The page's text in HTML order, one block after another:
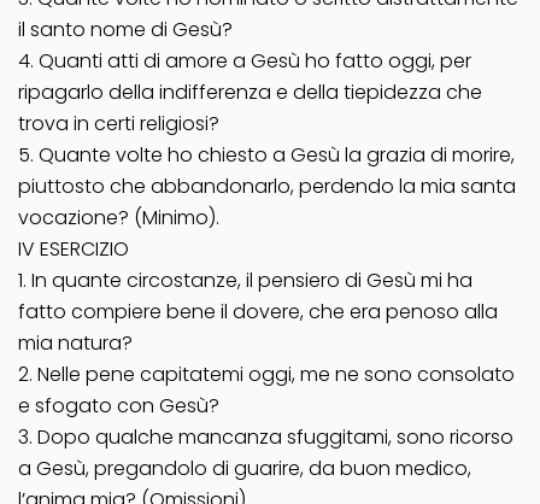
il santo nome di Gesù?
4. Quanti atti di amore a Gesù ho fatto oggi, per
ripagarlo della indifferenza e della tiepidezza che
trova in certi religiosi?
5. Quante volte ho chiesto a Gesù la grazia di morire,
piuttosto che abbandonarlo, perdendo la mia santa
vocazione? (Minimo).
IV ESERCIZIO
1. In quante circostanze, il pensiero di Gesù mi ha
fatto compiere bene il dovere, che era penoso alla
mia natura?
2. Nelle pene capitatemi oggi, me ne sono consolato
e sfogato con Gesù?
3. Dopo qualche mancanza sfuggitami, sono ricorso
a Gesù, pregandolo di guarire, da buon medico,